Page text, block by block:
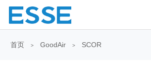
首页 > GoodAir > SCOR